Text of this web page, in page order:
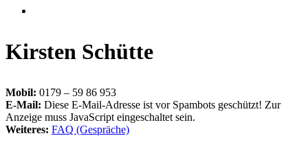
Kirsten Schütte
Mobil: 0179 – 59 86 953
E-Mail: Diese E-Mail-Adresse ist vor Spambots geschützt! Zur
Anzeige muss JavaScript eingeschaltet sein.
Weiteres: FAQ (Gespräche)